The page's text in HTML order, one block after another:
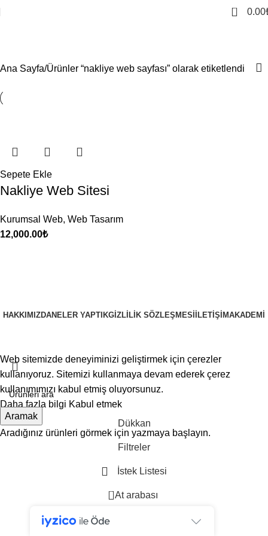
0 0.00
Ana Sayfa Ürünler “nakliye web sayfası” olarak etiketlendi
Sepete Ekle
Nakliye Web Sitesi
Kurumsal Web, Web Tasarım
12,000.00₺
HAKKIMIZDANELER YAPTIKGIZLILIK SÖZLEŞMESI İLETIŞIMAKADEMI
Aramak
Aradığınız ürünleri görmek için yazmaya başlayın.
Web sitemizde deneyiminizi geliştirmek için çerezler
kullanıyoruz. Sitemizi kullanmaya devam ederek çerez
kullanımımızı kabul etmiş oluyorsunuz.
Daha fazla bilgi Kabul etmek
Dükkan
Filtreler
İstek Listesi
0 At arabası
Benim hesabım